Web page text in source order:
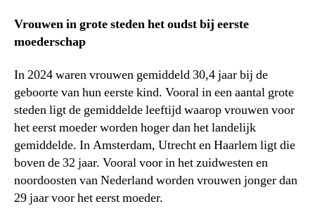
Vrouwen in grote steden het oudst bij eerste
moederschap
In 2024 waren vrouwen gemiddeld 30,4 jaar bij de
geboorte van hun eerste kind. Vooral in een aantal grote
steden ligt de gemiddelde leeftijd waarop vrouwen voor
het eerst moeder worden hoger dan het landelijk
gemiddelde. In Amsterdam, Utrecht en Haarlem ligt die
boven de 32 jaar. Vooral voor in het zuidwesten en
noordoosten van Nederland worden vrouwen jonger dan
29 jaar voor het eerst moeder.